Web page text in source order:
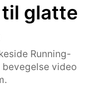
glatte
Running-
bevegelse video